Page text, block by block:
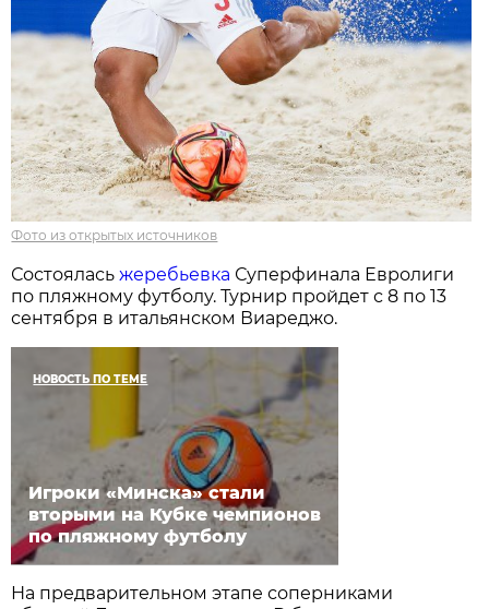
Фото из открытых источников
Состояласьжеребьевка Суперфинала Евролиги
по пляжному футболу. Турнир пройдет с 8 по 13
сентября в итальянском Виареджо.
НОВОСТЬ ПО ТЕМЕ
Игроки «Минска» стали
вторыми на Кубке чемпионов
по пляжному футболу
На предварительном этапе соперниками